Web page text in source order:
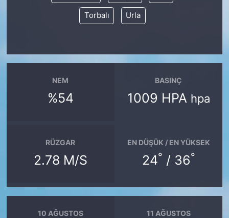
Torbalı Urla
NEM
%54
BASINÇ
1009 HPA hpa
RÜZGAR
2.78 M/S
EN DÜŞÜK / EN YÜKSEK
24° / 36°
10 AĞUSTOS 11 AĞUSTOS